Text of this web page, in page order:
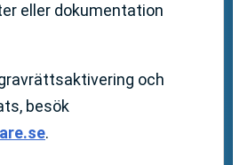
eller dokumentation
och
besök
.